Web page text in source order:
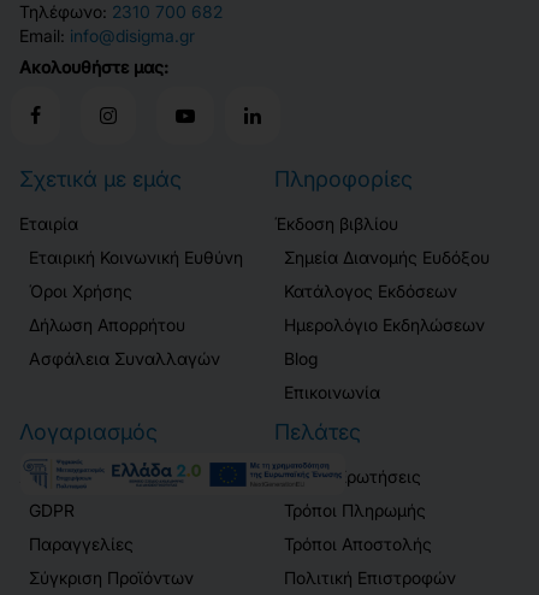
Τηλέφωνο: 2310 700 682
Email: info@disigma.gr
Ακολουθήστε μας:
Σχετικά με εμάς
Εταιρία
Εταιρική Κοινωνική Ευθύνη
Όροι Χρήσης
Δήλωση Απορρήτου
Ασφάλεια Συναλλαγών
Πληροφορίες
Έκδοση βιβλίου
Σημεία Διανομής Ευδόξου
Κατάλογος Εκδόσεων
Ημερολόγιο Εκδηλώσεων
Blog
Επικοινωνία
Λογαριασμός
Σύνδεση / Εγγραφή
GDPR
Παραγγελίες
Σύγκριση Προϊόντων
Πελάτες
Συχνές Ερωτήσεις
Τρόποι Πληρωμής
Τρόποι Αποστολής
Πολιτική Επιστροφών